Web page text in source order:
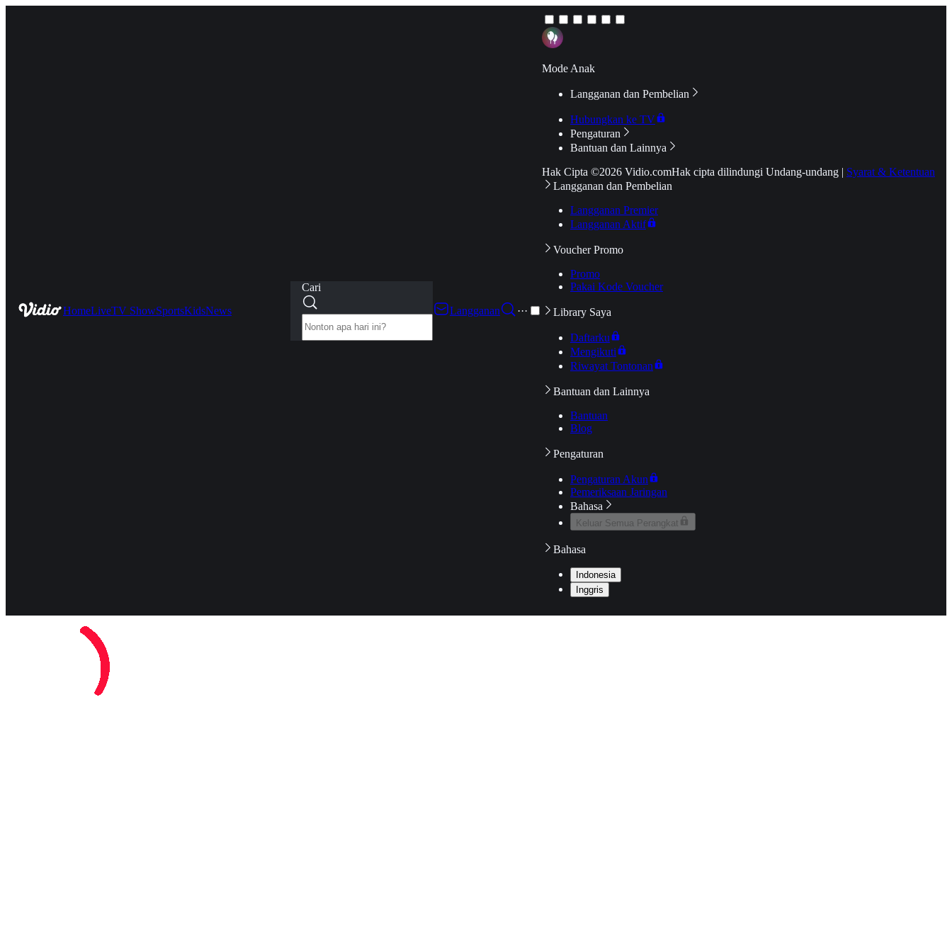
HomeLiveTV ShowSportsKidsNews
Cari
Langganan
···
Mode Anak
Langganan dan Pembelian
Hubungkan ke TV
Pengaturan
Bantuan dan Lainnya
Hak Cipta ©2026 Vidio.comHak cipta dilindungi Undang-undang | Syarat & Ketentuan
Langganan dan Pembelian
Langganan Premier
Langganan Aktif
Voucher Promo
Promo
Pakai Kode Voucher
Library Saya
Daftarku
Mengikuti
Riwayat Tontonan
Bantuan dan Lainnya
Bantuan
Blog
Pengaturan
Pengaturan Akun
Pemeriksaan Jaringan
Bahasa
Keluar Semua Perangkat
Bahasa
Indonesia
Inggris